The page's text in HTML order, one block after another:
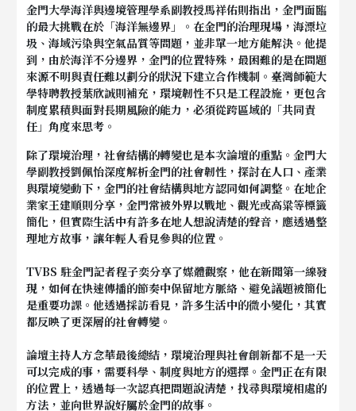
金門大學海洋與邊境管理學系副教授馬祥佑則指出，金門面臨
的最大挑戰在於「海洋無邊界」。在金門的治理現場，海漂垃
圾、海域污染與空氣品質等問題，並非單一地方能解決。他提
到，由於海洋不分邊界，金門的位置特殊，最困難的是在問題
來源不明與責任難以劃分的狀況下建立合作機制。臺灣師範大
學特聘教授葉欣誠則補充，環境韌性不只是工程設施，更包含
制度累積與面對長期風險的能力，必須從跨區域的「共同責
任」角度來思考。
除了環境治理，社會結構的轉變也是本次論壇的重點。金門大
學副教授劉佩怡深度解析金門的社會韌性，探討在人口、產業
與環境變動下，金門的社會結構與地方認同如何調整。在地企
業家王建順則分享，金門常被外界以戰地、觀光或高粱等標籤
簡化，但實際生活中有許多在地人想說清楚的聲音，應透過整
理地方故事，讓年輕人看見參與的位置。
TVBS 駐金門記者程子奕分享了媒體觀察，他在新聞第一線發
現，如何在快速傳播的節奏中保留地方脈絡、避免議題被簡化
是重要功課。他透過採訪看見，許多生活中的微小變化，其實
都反映了更深層的社會轉變。
論壇主持人方念華最後總結，環境治理與社會創新都不是一天
可以完成的事，需要科學、制度與地方的選擇。金門正在有限
的位置上，透過每一次認真把問題說清楚，找尋與環境相處的
方法，並向世界說好屬於金門的故事。